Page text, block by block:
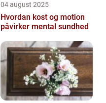
04 august 2025
Hvordan kost og motion
påvirker mental sundhed